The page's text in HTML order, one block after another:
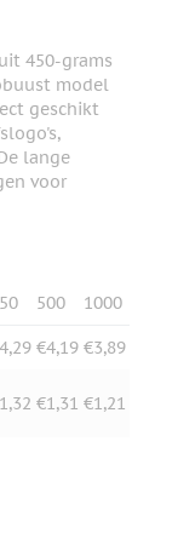
450-grams
model
geschikt
lange
voor
500 1000
€4,19 €3,89
€1,31 €1,21